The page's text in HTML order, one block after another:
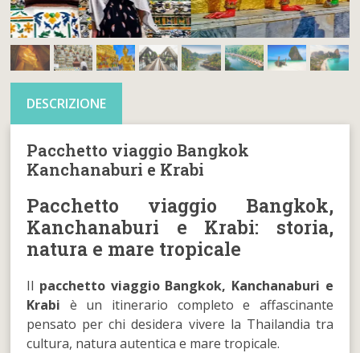
DESCRIZIONE
Pacchetto viaggio Bangkok
Kanchanaburi e Krabi
Pacchetto viaggio Bangkok,
Kanchanaburi e Krabi: storia,
natura e mare tropicale
Il pacchetto viaggio Bangkok, Kanchanaburi e
Krabi è un itinerario completo e affascinante
pensato per chi desidera vivere la Thailandia tra
cultura, natura autentica e mare tropicale.